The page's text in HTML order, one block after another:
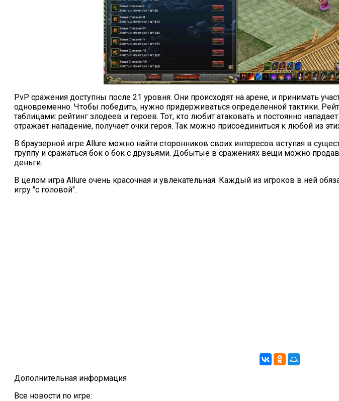
PvP сражения доступны после 21 уровня. Они происходят на арене, и принимать
одновременно. Чтобы победить, нужно придерживаться определенной тактики.
таблицами: рейтинг злодеев и героев. Тот, кто любит атаковать и постоянно
отражает нападение, получает очки героя. Так можно присоединиться к любой из
В браузерной игре Allure можно найти сторонников своих интересов вступая в
группу и сражаться бок о бок с друзьями. Добытые в сражениях вещи можно
деньги.
В целом игра Allure очень красочная и увлекательная. Каждый из игроков в ней
игру "с головой".
Дополнительная информация
Все новости по игре: